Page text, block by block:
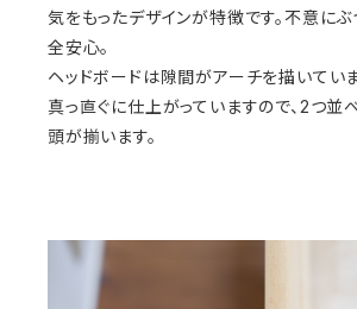
気をもったデザインが特徴です。不意に
全安心。
ヘッドボードは隙間がアーチを描いてい
真っ直ぐに仕上がっていますので、2つ並
頭が揃います。